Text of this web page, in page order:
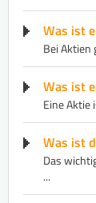
Was ist
Bei Aktien
Was ist
Eine Aktie
Was ist
Das
...